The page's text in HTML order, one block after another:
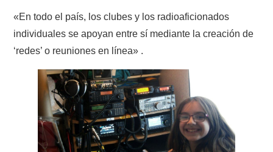
«En todo el país, los clubes y los radioaficionados
individuales se apoyan entre sí mediante la creación de
‘redes’ o reuniones en línea» .